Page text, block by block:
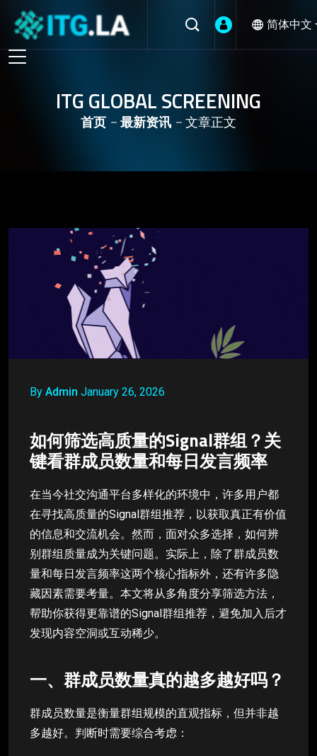
简体中文
ITG GLOBAL SCREENING
首页 最新资讯 文章正文
By Admin January 26, 2026
如何筛选高质量的Signal群组？关
键看群成员数量和每日发言频率
在当今社交沟通平台多样化的环境中，许多用户都
在寻找高质量的Signal群组推荐，以获取真正有价值
的信息和交流机会。然而，面对众多选择，如何辨
别群组质量成为关键问题。实际上，除了群成员数
量和每日发言频率这两个核心指标外，还有许多隐
藏因素需要考量。本文将从多角度分享筛选方法，
帮助你获得更靠谱的Signal群组推荐，避免加入后才
发现内容空洞或互动稀少。
一、群成员数量真的越多越好吗？
群成员数量是衡量群组规模的直观指标，但并非越
多越好。判断时需要综合考虑：